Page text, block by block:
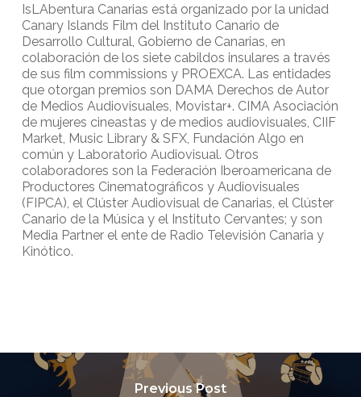
IsLAbentura Canarias está organizado por la unidad
Canary Islands Film del Instituto Canario de
Desarrollo Cultural, Gobierno de Canarias, en
colaboración de los siete cabildos insulares a través
de sus film commissions y PROEXCA. Las entidades
que otorgan premios son DAMA Derechos de Autor
de Medios Audiovisuales, Movistar+. CIMA Asociación
de mujeres cineastas y de medios audiovisuales, CIIF
Market, Music Library & SFX, Fundación Algo en
común y Laboratorio Audiovisual. Otros
colaboradores son la Federación Iberoamericana de
Productores Cinematográficos y Audiovisuales
(FIPCA), el Clúster Audiovisual de Canarias, el Clúster
Canario de la Música y el Instituto Cervantes; y son
Media Partner el ente de Radio Televisión Canaria y
Kinótico.
Previous Post